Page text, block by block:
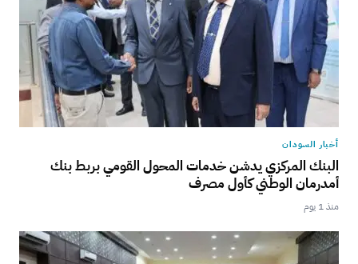
أخبار السودان
البنك المركزي يدشن خدمات المحول القومي بربط بنك
أمدرمان الوطني كأول مصرف
منذ 1 يوم